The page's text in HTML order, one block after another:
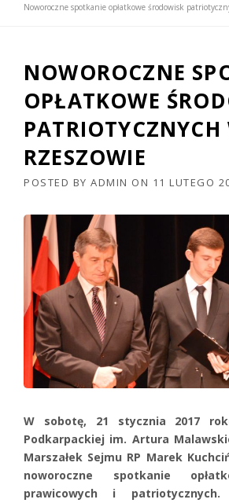
Noworoczne spotkanie opłatkowe środowisk
NOWOROCZNE
OPŁATKOWE
PATRIOTYCZNYCH
RZESZOWIE
POSTED BY ADMIN ON 11 LUTEGO
W sobotę, 21 stycznia 2017
Podkarpackiej im. Artura
Marszałek Sejmu RP Marek
noworoczne spotkanie
prawicowych i patriotycznych.